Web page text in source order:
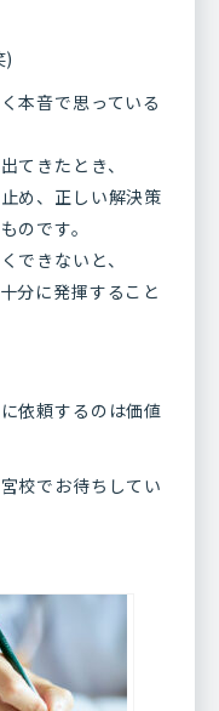
)
本音で思っている
てきたとき、
め、正しい解決策
のです。
できないと、
分に発揮すること
依頼するのは価値
校でお待ちしてい